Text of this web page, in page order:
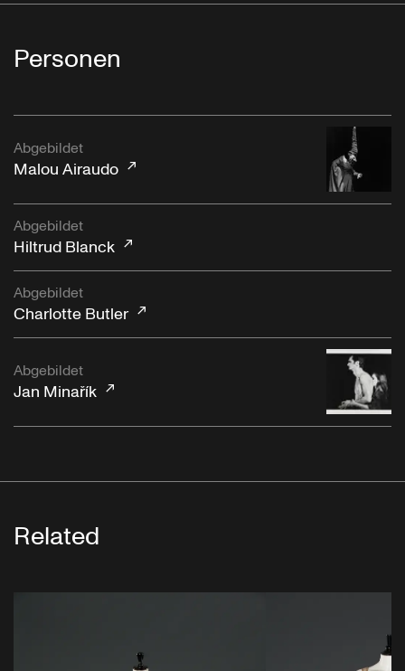
Personen
Abgebildet
Malou Airaudo
Abgebildet
Hiltrud Blanck
Abgebildet
Charlotte Butler
Abgebildet
Jan Minařík
Related